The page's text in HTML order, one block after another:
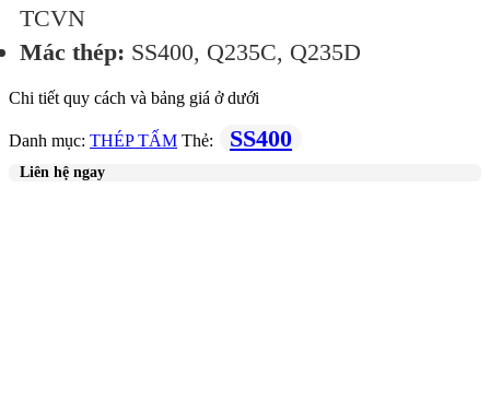
TCVN
Mác thép: SS400, Q235C, Q235D
Chi tiết quy cách và bảng giá ở dưới
Danh mục: THÉP TẤM Thẻ: SS400
Liên hệ ngay